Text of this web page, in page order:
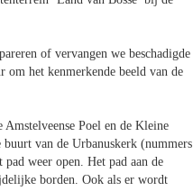
of vervangen we beschadigde
het kenmerkende beeld van de
Poel en de Kleine
van de Urbanuskerk (nummers
weer open. Het pad aan de
borden. Ook als er wordt